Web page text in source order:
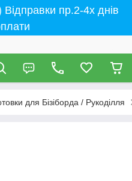
пр.2-4х днів
для Бізіборда / Рукоділля